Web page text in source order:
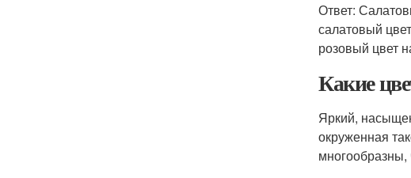
Ответ:
салатовый
розовый цвет
Какие
Яркий,
окруженная
многообразны,